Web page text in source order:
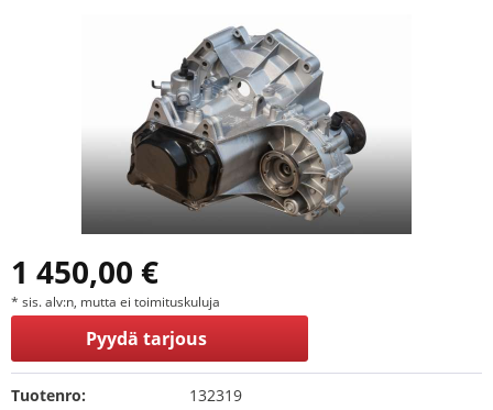
1 450,00 €
* sis. alv:n, mutta ei toimituskuluja
Pyydä tarjous
Tuotenro:
132319